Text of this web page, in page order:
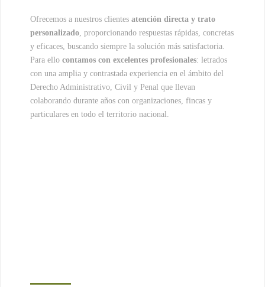
Ofrecemos a nuestros clientesatención directa y trato
personalizado , proporcionando respuestas rápidas, concretas
y eficaces, buscando siempre la solución más satisfactoria.
Para ello contamos con excelentes profesionales: letrados
con una amplia y contrastada experiencia en el ámbito del
Derecho Administrativo, Civil y Penal que llevan
colaborando durante años con organizaciones, fincas y
particulares en todo el territorio nacional.